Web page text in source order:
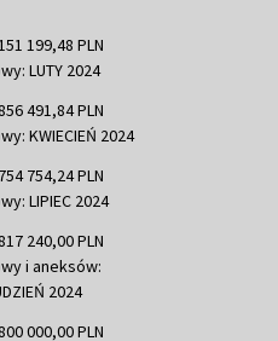
199,48 PLN
LUTY 2024
491,84 PLN
KWIECIEŃ 2024
754,24 PLN
LIPIEC 2024
240,00 PLN
i aneksów:
2024
000,00 PLN